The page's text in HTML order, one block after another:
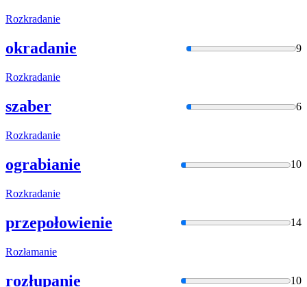
Rozkradanie
okradanie 9
Rozkradanie
szaber 6
Rozkradanie
ograbianie 10
Rozkradanie
przepołowienie 14
Rozłamanie
rozłupanie 10